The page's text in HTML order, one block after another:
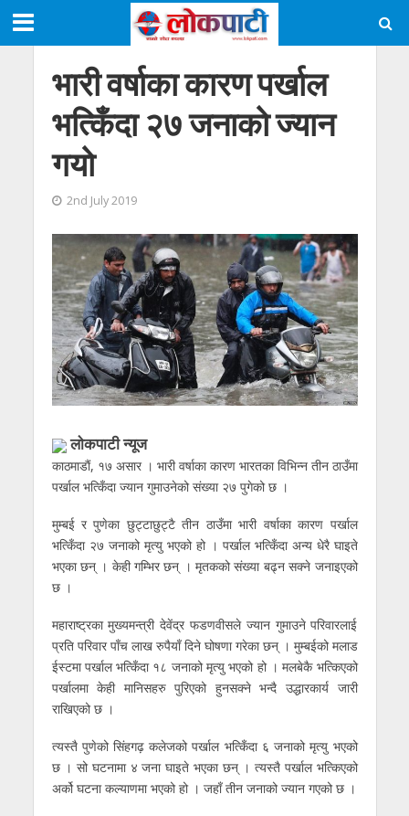
भारी वर्षाका कारण पर्खाल
भत्किँदा २७ जनाकाे ज्यान
गयाे
2nd July 2019
लाेकपाटी न्यूज
काठमाडाैं, १७ असार । भारी वर्षाका कारण भारतका विभिन्न तीन ठाउँमा
पर्खाल भत्किँदा ज्यान गुमाउनेको संख्या २७ पुगेको छ ।
मुम्बई र पुणेका छुट्टाछुट्टै तीन ठाउँमा भारी वर्षाका कारण पर्खाल
भत्किँदा २७ जनाको मृत्यु भएको हो । पर्खाल भत्किँदा अन्य धेरै घाइते
भएका छन् । केही गम्भिर छन् । मृतकको संख्या बढ्न सक्ने जनाइएको
छ ।
महाराष्ट्रका मुख्यमन्त्री देवेंद्र फडणवीसले ज्यान गुमाउने परिवारलाई
प्रति परिवार पाँच लाख रुपैयाँ दिने घोषणा गरेका छन् । मुम्बईको मलाड
ईस्टमा पर्खाल भत्किँदा १८ जनाको मृत्यु भएको हो । मलबेकै भत्किएको
पर्खालमा केही मानिसहरु पुरिएको हुनसक्ने भन्दै उद्धारकार्य जारी
राखिएको छ ।
त्यस्तै पुणेको सिंहगढ़ कलेजको पर्खाल भत्किँदा ६ जनाको मृत्यु भएको
छ । सो घटनामा ४ जना घाइते भएका छन् । त्यस्तै पर्खाल भत्किएको
अर्को घटना कल्याणमा भएको हो । जहाँ तीन जनाको ज्यान गएको छ ।